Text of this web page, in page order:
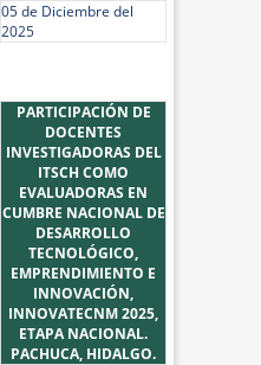
05 de Diciembre del
2025
PARTICIPACIÓN DE
DOCENTES
INVESTIGADORAS DEL
ITSCH COMO
EVALUADORAS EN
CUMBRE NACIONAL DE
DESARROLLO
TECNOLÓGICO,
EMPRENDIMIENTO E
INNOVACIÓN,
INNOVATECNM 2025,
ETAPA NACIONAL.
PACHUCA, HIDALGO.